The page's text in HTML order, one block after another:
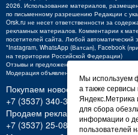
2026. Использование материалов,
по письменному разрешению Редакции с
Orsk.ru не несет ответственности за
рекламных материалов. Комментарии к
посетителей сайта. Любой автоматический
*Instagram, WhatsApp (Ватсап), Facebook
на территории Российской Федерации)
Отзывы и предложения о работе портала:
Модерация объявлений +7 (3537) 32-71-28
Покупаем новости:
+7 (3537) 340-300,
Продаем рекламу:
+7 (3537) 25-08-07;
Мы используем
а также сервисы
Яндекс.Метрика
для сбора
информации о
пользователей